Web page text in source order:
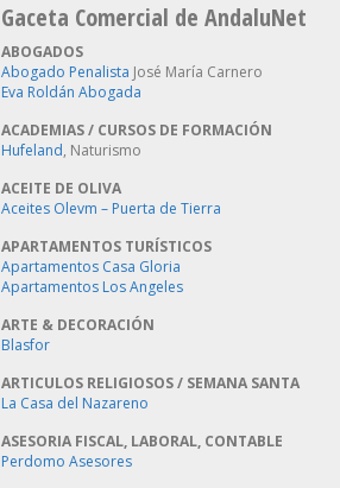
Gaceta Comercial de AndaluNet
ABOGADOS
Abogado Penalista José María Carnero
Eva Roldán Abogada
ACADEMIAS / CURSOS DE FORMACIÓN
Hufeland, Naturismo
ACEITE DE OLIVA
Aceites Olevm – Puerta de Tierra
APARTAMENTOS TURÍSTICOS
Apartamentos Casa Gloria
Apartamentos Los Angeles
ARTE & DECORACIÓN
Blasfor
ARTICULOS RELIGIOSOS / SEMANA SANTA
La Casa del Nazareno
ASESORIA FISCAL, LABORAL, CONTABLE
Perdomo Asesores